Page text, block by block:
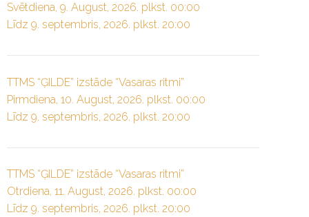
Svētdiena, 9. August, 2026. plkst. 00:00
Līdz 9. septembris, 2026. plkst. 20:00
TTMS “ĢILDE” izstāde “Vasaras ritmi”
Pirmdiena, 10. August, 2026. plkst. 00:00
Līdz 9. septembris, 2026. plkst. 20:00
TTMS “ĢILDE” izstāde “Vasaras ritmi”
Otrdiena, 11. August, 2026. plkst. 00:00
Līdz 9. septembris, 2026. plkst. 20:00